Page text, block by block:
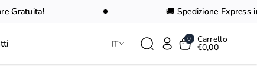
🚚 Spedizione Express in
IT 0 Carrello
€0,00